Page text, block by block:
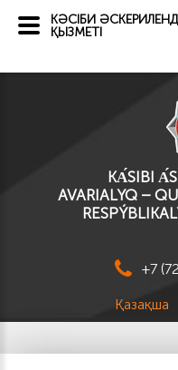
KА́SІBI
AVARIALYQ –
+7
Қазақша
КӘСІБИ
ҚЫЗМЕТІ